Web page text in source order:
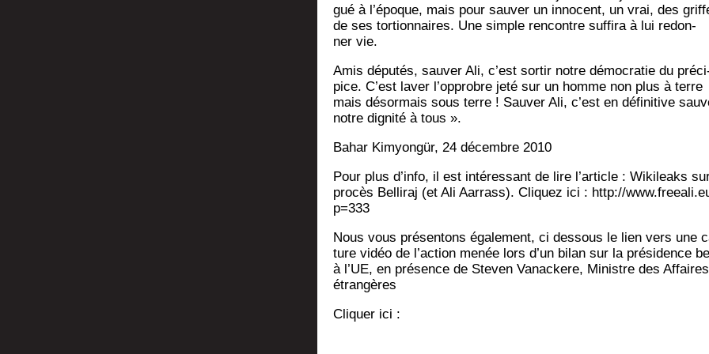
gué à l’é­poque, mais pour sau­ver un inno­cent, un vrai, des
de ses tor­tion­naires. Une simple ren­contre suf­fi­ra à lui redon­
ner vie.
Amis dépu­tés, sau­ver Ali, c’est sor­tir notre démo­cra­tie du
pice. C’est laver l’opprobre jeté sur un homme non plus à terre
mais désor­mais sous terre ! Sau­ver Ali, c’est en défi­ni­tive
notre digni­té à tous ».
Bahar Kimyongür, 24 décembre 2010
Pour plus d’in­fo, il est inté­res­sant de lire l’ar­ticle : Wiki­leaks
pro­cès Bel­li­raj (et Ali Aar­rass). Cli­quez ici : http://
p=333
Nous vous pré­sen­tons éga­le­ment, ci des­sous le lien vers une
ture vidéo de l’ac­tion menée lors d’un bilan sur la pré­si­dence
à l’UE, en pré­sence de Ste­ven Vana­ckere, Ministre des Affaires
étrangères
Cli­quer ici :